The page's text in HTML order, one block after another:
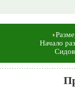
Начало